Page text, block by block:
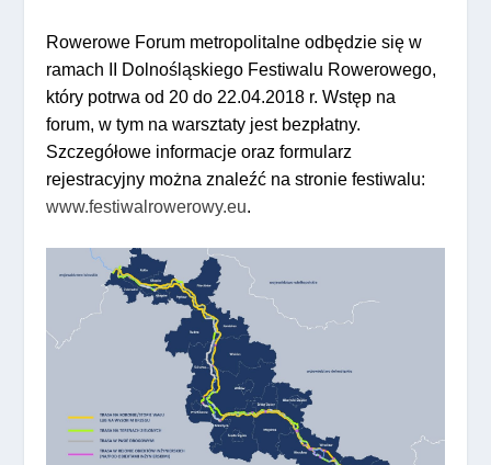
Rowerowe Forum metropolitalne odbędzie się w
ramach II Dolnośląskiego Festiwalu Rowerowego,
który potrwa od 20 do 22.04.2018 r. Wstęp na
forum, w tym na warsztaty jest bezpłatny.
Szczegółowe informacje oraz formularz
rejestracyjny można znaleźć na stronie festiwalu:
www.festiwalrowerowy.eu.